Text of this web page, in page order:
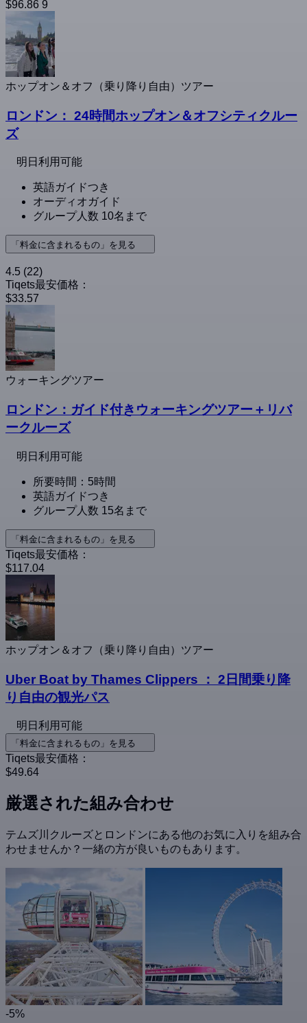
$96.86 9
ホップオン＆オフ（乗り降り自由）ツアー
ロンドン： 24時間ホップオン＆オフシティクルー
ズ
明日利用可能
英語ガイドつき
オーディオガイド
グループ人数 10名まで
「料金に含まれるもの」を見る
4.5 (22)
Tiqets最安価格：
$33.57
ウォーキングツアー
ロンドン：ガイド付きウォーキングツアー＋リバ
ークルーズ
明日利用可能
所要時間：5時間
英語ガイドつき
グループ人数 15名まで
「料金に含まれるもの」を見る
Tiqets最安価格：
$117.04
ホップオン＆オフ（乗り降り自由）ツアー
Uber Boat by Thames Clippers ： 2日間乗り降
り自由の観光パス
明日利用可能
「料金に含まれるもの」を見る
Tiqets最安価格：
$49.64
厳選された組み合わせ
テムズ川クルーズとロンドンにある他のお気に入りを組み合
わせませんか？一緒の方が良いものもあります。
-5%